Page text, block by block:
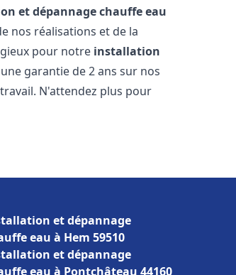
et dépannage chauffe eau
nos réalisations et de la
pour notre installation
garantie de 2 ans sur nos
N'attendez plus pour
et dépannage
eau à Hem 59510
et dépannage
eau à Pontchâteau 44160